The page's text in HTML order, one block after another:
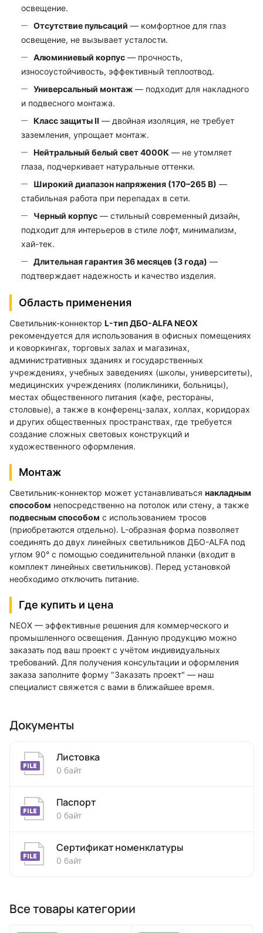
освещение.
Отсутствие пульсаций — комфортное для глаз
освещение, не вызывает усталости.
Алюминиевый корпус — прочность,
износоустойчивость, эффективный теплоотвод.
Универсальный монтаж — подходит для накладного
и подвесного монтажа.
Класс защиты II — двойная изоляция, не требует
заземления, упрощает монтаж.
Нейтральный белый свет 4000К — не утомляет
глаза, подчеркивает натуральные оттенки.
Широкий диапазон напряжения (170–265 В) —
стабильная работа при перепадах в сети.
Черный корпус — стильный современный дизайн,
подходит для интерьеров в стиле лофт, минимализм,
хай-тек.
Длительная гарантия 36 месяцев (3 года) —
подтверждает надежность и качество изделия.
Область применения
Светильник-коннектор L-тип ДБО-ALFA NEOX
рекомендуется для использования в офисных помещениях
и коворкингах, торговых залах и магазинах,
административных зданиях и государственных
учреждениях, учебных заведениях (школы, университеты),
медицинских учреждениях (поликлиники, больницы),
местах общественного питания (кафе, рестораны,
столовые), а также в конференц-залах, холлах, коридорах
и других общественных пространствах, где требуется
создание сложных световых конструкций и
художественного оформления.
Монтаж
Светильник-коннектор может устанавливаться накладным
способом непосредственно на потолок или стену, а также
подвесным способом с использованием тросов
(приобретаются отдельно). L-образная форма позволяет
соединять до двух линейных светильников ДБО-ALFA под
углом 90° с помощью соединительной планки (входит в
комплект линейных светильников). Перед установкой
необходимо отключить питание.
Где купить и цена
NEOX — эффективные решения для коммерческого и
промышленного освещения. Данную продукцию можно
заказать под ваш проект с учётом индивидуальных
требований. Для получения консультации и оформления
заказа заполните форму "Заказать проект" — наш
специалист свяжется с вами в ближайшее время.
Документы
Листовка
0 байт
Паспорт
0 байт
Сертификат номенклатуры
0 байт
Все товары категории